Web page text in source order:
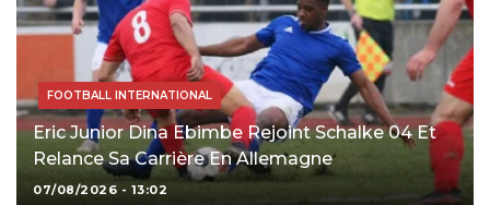
FOOTBALL INTERNATIONAL
Eric Junior Dina Ebimbe Rejoint Schalke 04 Et
Relance Sa Carrière En Allemagne
07/08/2026 - 13:02